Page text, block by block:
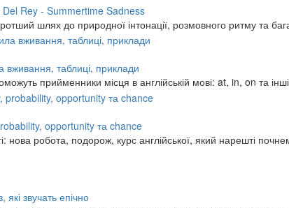
Del Rey - Summertime Sadness
шлях до природної інтонації, розмовного ритму та
вживання, таблиці, приклади
прийменники місця в англійській мові: at, in, on та
opportunity та chance
нова робота, подорож, курс англійської, який нарешті
звучать епічно